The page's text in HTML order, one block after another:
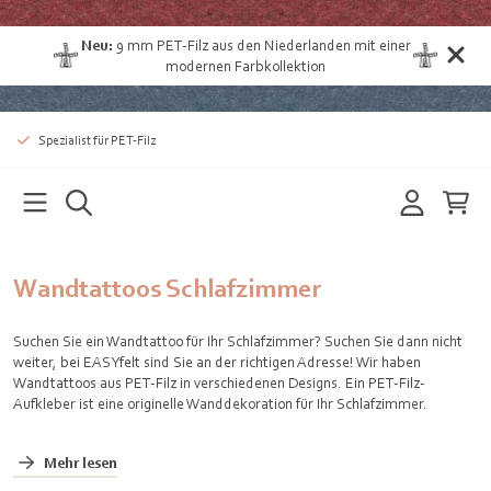
Neu: 9 mm PET-Filz aus den Niederlanden mit einer
modernen Farbkollektion
Spezialist für PET-Filz
Wandtattoos Schlafzimmer
Suchen Sie ein Wandtattoo für Ihr Schlafzimmer? Suchen Sie dann nicht
weiter, bei EASYfelt sind Sie an der richtigen Adresse! Wir haben
Wandtattoos aus PET-Filz in verschiedenen Designs. Ein PET-Filz-
Aufkleber ist eine originelle Wanddekoration für Ihr Schlafzimmer.
Mehr lesen